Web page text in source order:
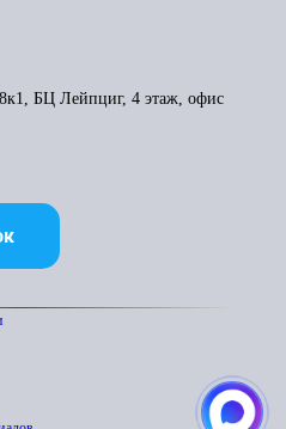
БЦ Лейпциг, 4 этаж, офис